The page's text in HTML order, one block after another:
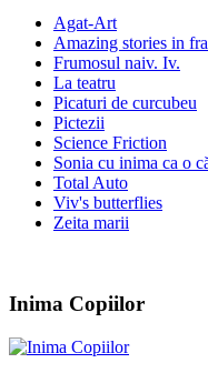
Agat-Art
Amazing stories in
Frumosul naiv. Iv.
La teatru
Picaturi de curcubeu
Pictezii
Science Friction
Sonia cu inima ca o
Total Auto
Viv's butterflies
Zeita marii
Inima Copiilor